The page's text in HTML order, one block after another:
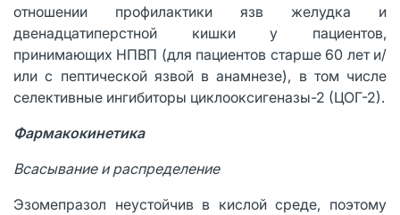
отношении профилактики язв желудка и
двенадцатиперстной кишки у пациентов,
принимающих НПВП (для пациентов старше 60 лет и/
или с пептической язвой в анамнезе), в том числе
селективные ингибиторы циклооксигеназы-2 (ЦОГ-2).
Фармакокинетика
Всасывание и распределение
Эзомепразол неустойчив в кислой среде, поэтому